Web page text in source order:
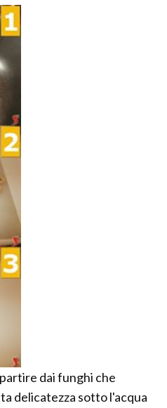
dai funghi che
delicatezza sotto l'acqua